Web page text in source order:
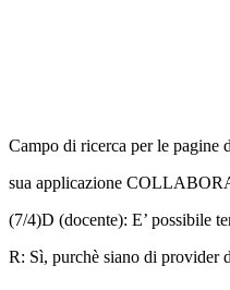
Campo di ricerca per le pagine
sua applicazione
(7/4)D (docente): E’ possibile
R: Sì, purchè siano di provider